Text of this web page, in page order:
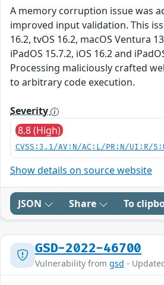
A memory corruption issue was
improved input validation. This
16.2, tvOS 16.2, macOS Ventura
iPadOS 15.7.2, iOS 16.2 and
Processing maliciously crafted
to arbitrary code execution.
Severity
8.8 (High)
CVSS:3.1/AV:N/AC:L/PR:N/UI:R/
Show details on source website
JSON Share To
GSD-2022-46700
Vulnerability from gsd -